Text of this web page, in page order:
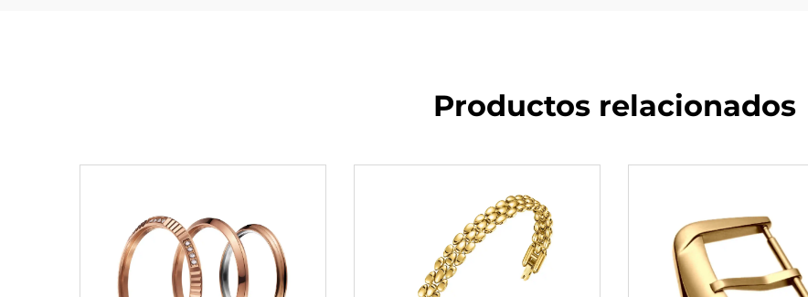
Productos relacionados